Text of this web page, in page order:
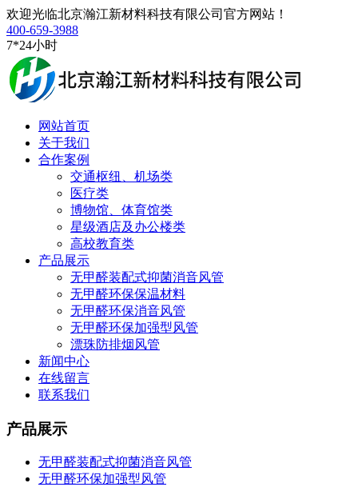
欢迎光临北京瀚江新材料科技有限公司官方网站！
400-659-3988
7*24小时
网站首页
关于我们
合作案例
交通枢纽、机场类
医疗类
博物馆、体育馆类
星级酒店及办公楼类
高校教育类
产品展示
无甲醛装配式抑菌消音风管
无甲醛环保保温材料
无甲醛环保消音风管
无甲醛环保加强型风管
漂珠防排烟风管
新闻中心
在线留言
联系我们
产品展示
无甲醛装配式抑菌消音风管
无甲醛环保加强型风管